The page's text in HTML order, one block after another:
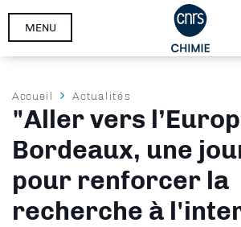
Aller
MENU
Fil
d'Ariane
Accueil Actualités
"Aller vers
Bordeaux, une
pour renforcer la
recherche à